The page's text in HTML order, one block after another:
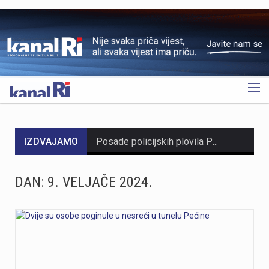
OGLAS
IZDVAJAMO
DAN: 9. VELJAČE 2024.